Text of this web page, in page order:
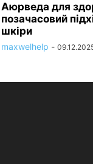
Аюрведа для
позачасовий
шкіри
maxwelhelp -